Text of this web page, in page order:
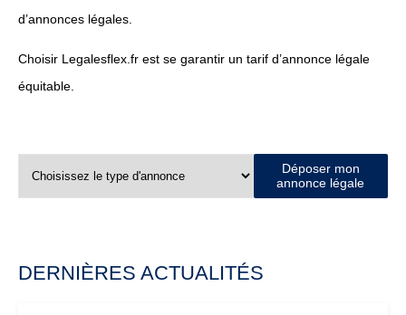
d’annonces légales.
Choisir Legalesflex.fr est se garantir un tarif d’annonce légale
équitable.
Déposer mon
annonce légale
DERNIÈRES ACTUALITÉS